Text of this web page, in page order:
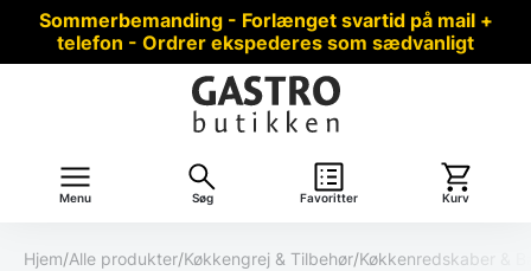
Sommerbemanding - Forlænget svartid på mail +
telefon - Ordrer ekspederes som sædvanligt
Menu Søg Favoritter Kurv
Hjem/Alle produkter/Køkkengrej & Tilbehør/Køkkenredskaber &